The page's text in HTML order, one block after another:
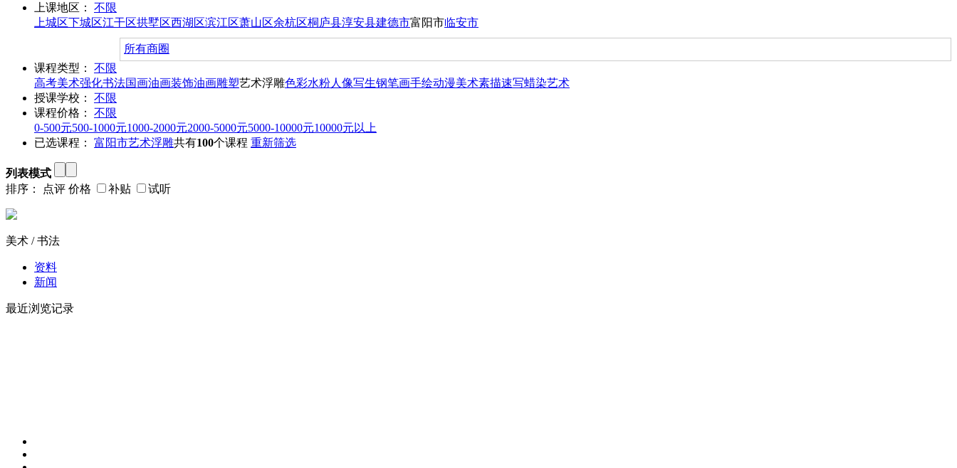
上课地区：
不限
上城区下城区江干区拱墅区西湖区滨江区萧山区余杭区桐庐县淳安县建德市富阳市临安市
所有商圈
课程类型：
不限
高考美术强化书法国画油画装饰油画雕塑艺术浮雕色彩水粉人像写生钢笔画手绘动漫美术素描速写蜡染艺术
授课学校：
不限
课程价格：
不限
0-500元500-1000元1000-2000元2000-5000元5000-10000元10000元以上
已选课程：
富阳市艺术浮雕共有100个课程 重新筛选
列表模式
排序：
点评 价格 补贴 试听
美术 / 书法
资料
新闻
最近浏览记录